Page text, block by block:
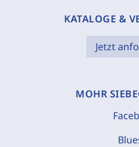
KATALOGE &
Jetzt
MOHR